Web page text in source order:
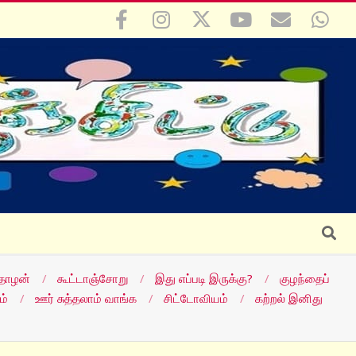
Search
கூட்டாஞ்சோறு இது எப்படி இருக்கு?
குழந்தைப்
ஊர் சுத்தலாம் வாங்க சிட்டோவியம் கற்றல் இனிது